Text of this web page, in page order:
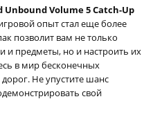
Unbound Volume 5 Catch-Up
опыт стал еще более
позволит вам не только
и предметы, но и настроить их
в мир бесконечных
Не упустите шанс
свой